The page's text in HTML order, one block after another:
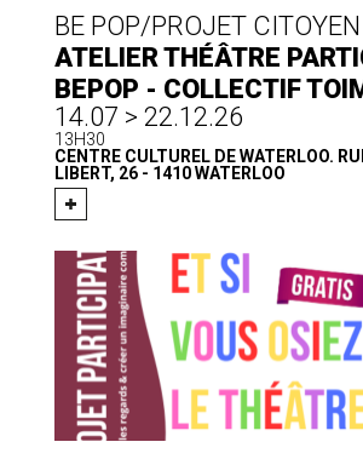
BE POP/PROJET CITOYEN
ATELIER THÉÂTRE
BEPOP - COLLECTIF
14.07 > 22.12.26
13H30
CENTRE CULTUREL DE WATERLOO.
LIBERT, 26 - 1410 WATERLOO